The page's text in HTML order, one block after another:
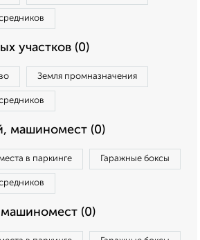
участков (0)
Земля промназначения
машиномест (0)
в паркинге Гаражные боксы
(0)